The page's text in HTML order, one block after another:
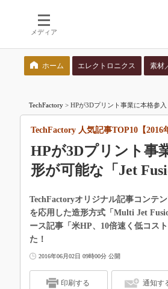
メディア
ホーム エレクトロニクス 素材
TechFactory > HPが3Dプリント事業に本格参
HPが3Dプリント事
形が可能な「Jet
TechFactory 人気記事TOP10【2016
TechFactoryオリジナル記事コンテ
を応用した造形方式「Multi Jet
ース記事「米HP、10倍速く低コス
た！
2016年06月02日 09時00分 公開
印刷する 通知す